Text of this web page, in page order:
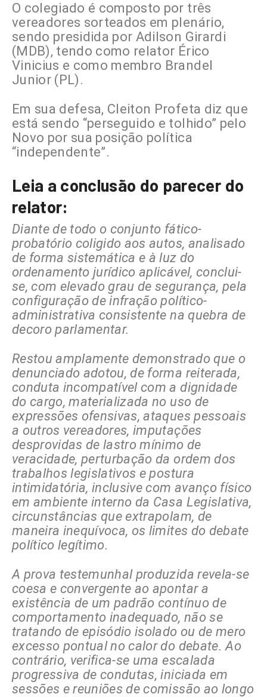
O colegiado é composto por três
vereadores sorteados em plenário,
sendo presidida por Adilson Girardi
(MDB), tendo como relator Érico
Vinicius e como membro Brandel
Junior (PL).
Em sua defesa, Cleiton Profeta diz que
está sendo “perseguido e tolhido” pelo
Novo por sua posição política
“independente”.
Leia a conclusão do parecer do
relator:
Diante de todo o conjunto fático-
probatório coligido aos autos, analisado
de forma sistemática e à luz do
ordenamento jurídico aplicável, conclui-
se, com elevado grau de segurança, pela
configuração de infração político-
administrativa consistente na quebra de
decoro parlamentar.
Restou amplamente demonstrado que o
denunciado adotou, de forma reiterada,
conduta incompatível com a dignidade
do cargo, materializada no uso de
expressões ofensivas, ataques pessoais
a outros vereadores, imputações
desprovidas de lastro mínimo de
veracidade, perturbação da ordem dos
trabalhos legislativos e postura
intimidatória, inclusive com avanço físico
em ambiente interno da Casa Legislativa,
circunstâncias que extrapolam, de
maneira inequívoca, os limites do debate
político legítimo.
A prova testemunhal produzida revela-se
coesa e convergente ao apontar a
existência de um padrão contínuo de
comportamento inadequado, não se
tratando de episódio isolado ou de mero
excesso pontual no calor do debate. Ao
contrário, verifica-se uma escalada
progressiva de condutas, iniciada em
sessões e reuniões de comissão ao longo